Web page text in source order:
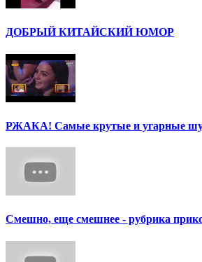
ДОБРЫЙ КИТАЙСКИЙ ЮМОР
РЖАКА! Самые крутые и угарные
Смешно, еще смешнее - рубрика